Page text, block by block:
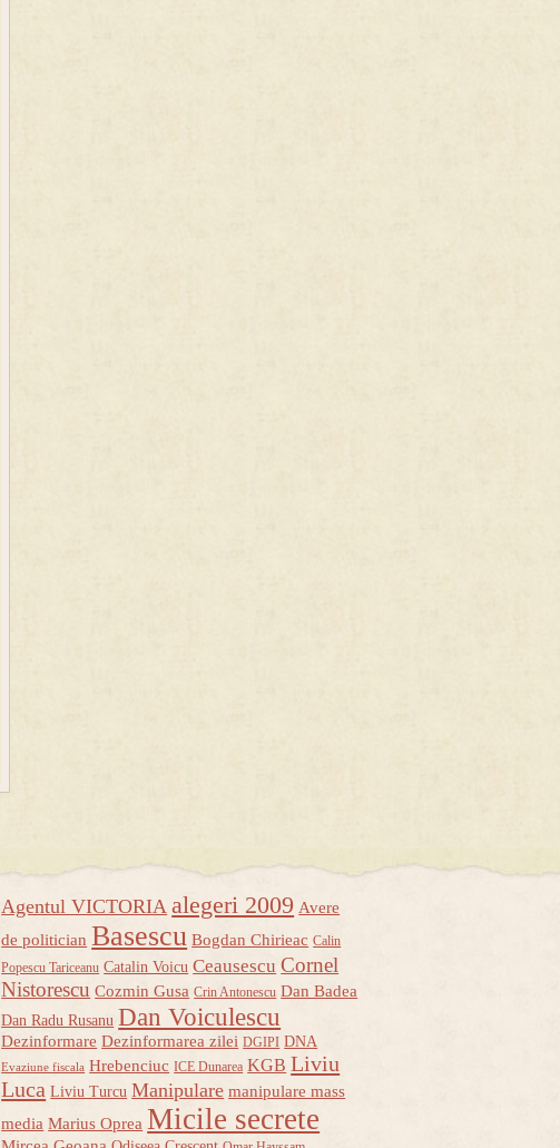
Agentul VICTORIA alegeri 2009 Avere
de politician Basescu Bogdan Chirieac Calin
Popescu Tariceanu Catalin Voicu Ceausescu Cornel
Nistorescu Cozmin Gusa Crin Antonescu Dan Badea
Dan Radu Rusanu Dan Voiculescu
Dezinformare Dezinformarea zilei DGIPI DNA
Evaziune fiscala Hrebenciuc ICE Dunarea KGB Liviu
Luca Liviu Turcu Manipulare manipulare mass
media Marius Oprea Micile secrete